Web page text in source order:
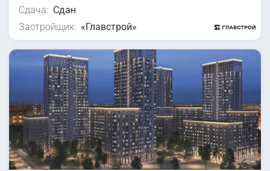
Сдача: Сдан
Застройщик: «Главстрой»